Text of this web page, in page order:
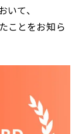
て、
ことをお知ら